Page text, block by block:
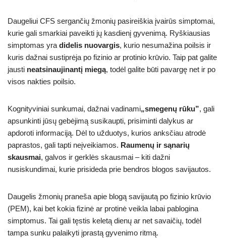
Daugeliui CFS sergančių žmonių pasireiškia įvairūs simptomai,
kurie gali smarkiai paveikti jų kasdienį gyvenimą. Ryškiausias
simptomas yra didelis nuovargis, kurio nesumažina poilsis ir
kuris dažnai sustiprėja po fizinio ar protinio krūvio. Taip pat galite
jausti neatsinaujinantį miegą, todėl galite būti pavargę net ir po
visos nakties poilsio.
Kognityviniai sunkumai, dažnai vadinami„smegenų rūku”, gali
apsunkinti jūsų gebėjimą susikaupti, prisiminti dalykus ar
apdoroti informaciją. Dėl to užduotys, kurios anksčiau atrodė
paprastos, gali tapti neįveikiamos. Raumenų ir sąnarių
skausmai, galvos ir gerklės skausmai – kiti dažni
nusiskundimai, kurie prisideda prie bendros blogos savijautos.
Daugelis žmonių praneša apie blogą savijautą po fizinio krūvio
(PEM), kai bet kokia fizinė ar protinė veikla labai pablogina
simptomus. Tai gali tęstis keletą dienų ar net savaičių, todėl
tampa sunku palaikyti įprastą gyvenimo ritmą.